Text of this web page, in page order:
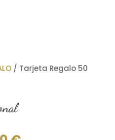
/ Tarjeta Regalo 50